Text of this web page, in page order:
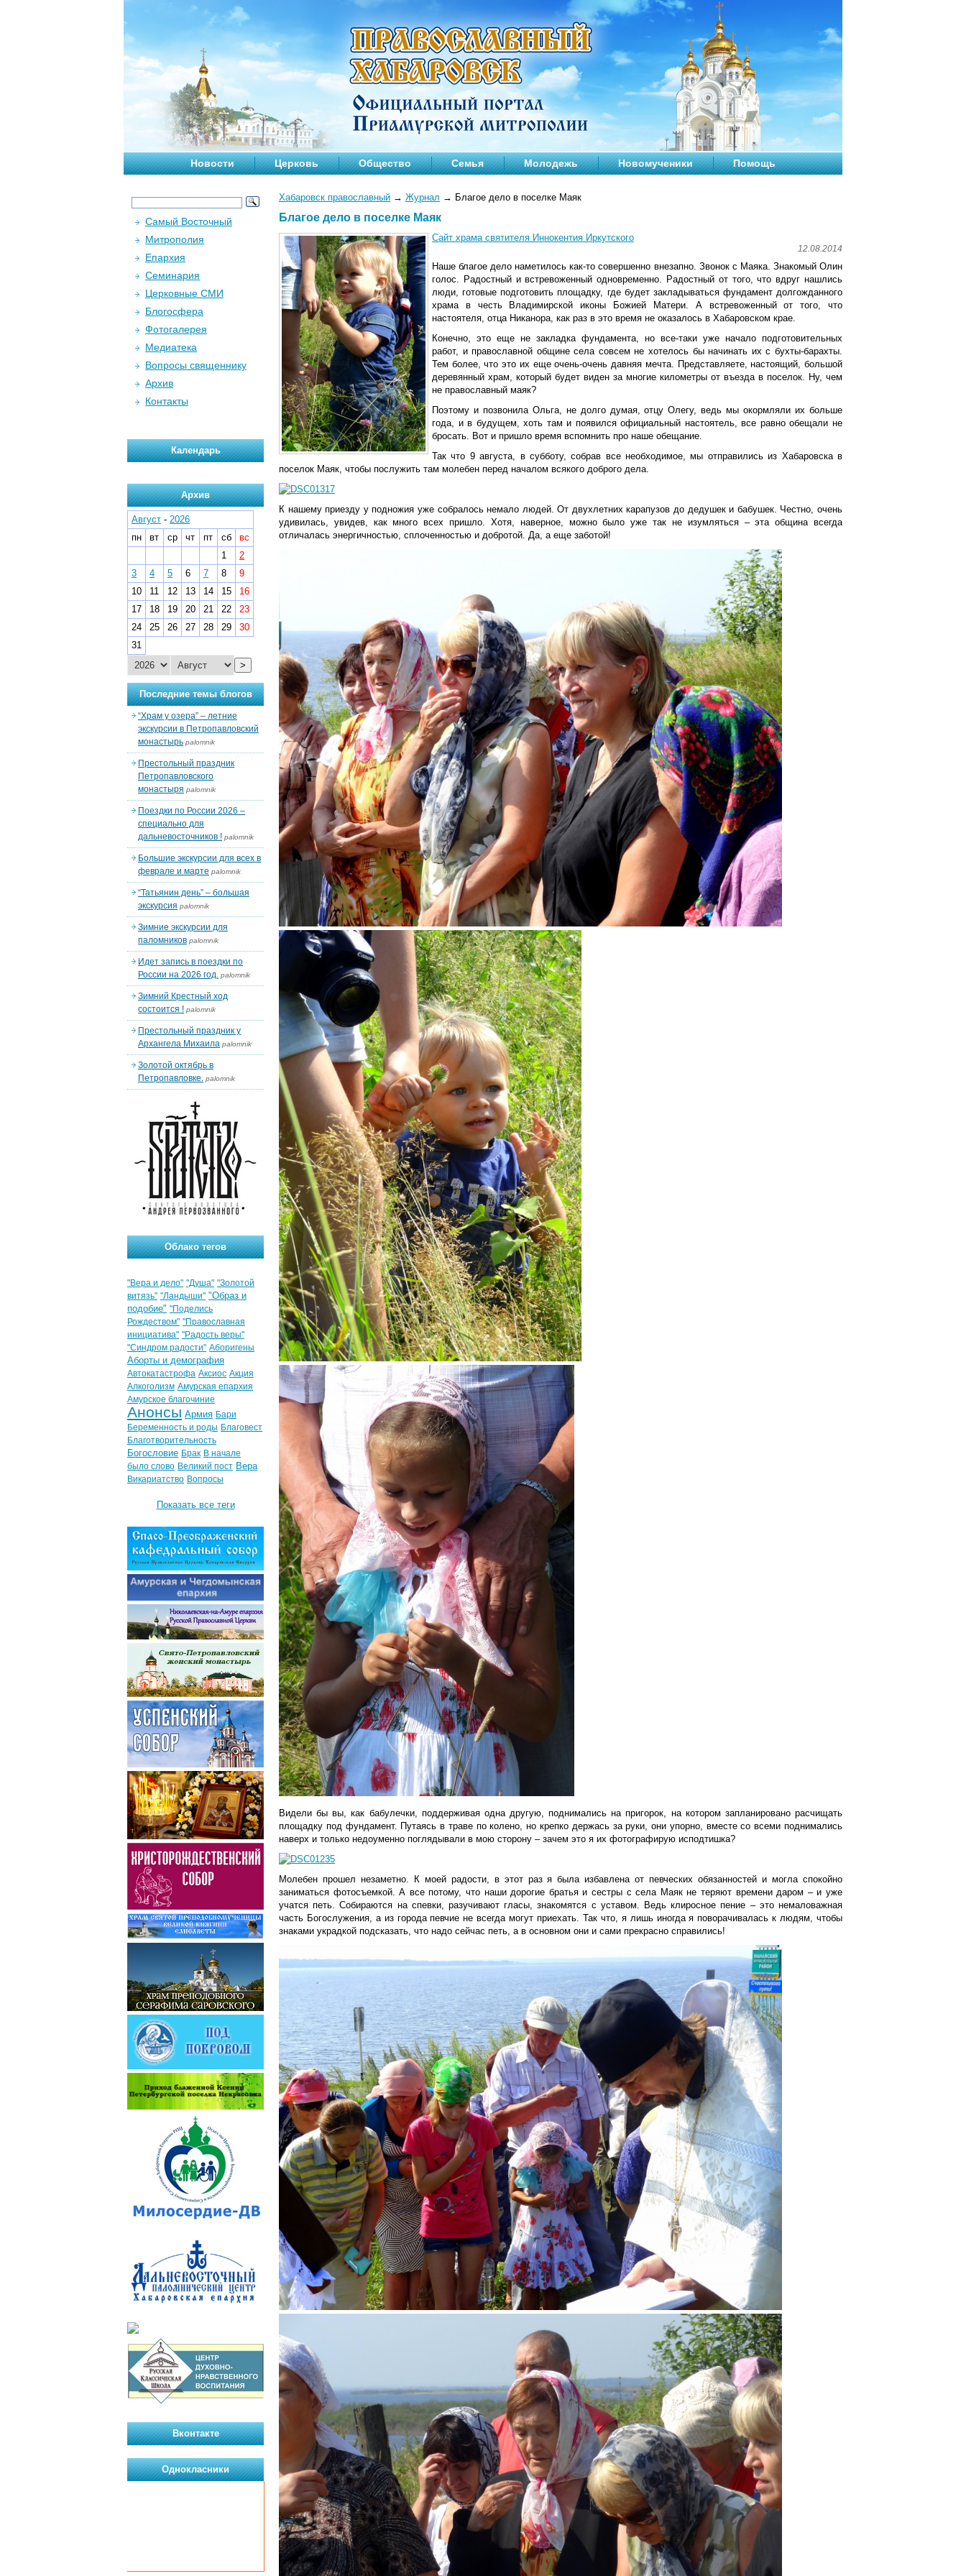
Новости Церковь Общество Семья Молодежь Новомученики Помощь
Хабаровск православный → Журнал → Благое дело в поселке Маяк
Благое дело в поселке Маяк
Сайт храма святителя Иннокентия Иркутского
12.08.2014
Наше благое дело наметилось как-то совершенно внезапно. Звонок с Маяка. Знакомый Олин
голос. Радостный и встревоженный одновременно. Радостный от того, что вдруг нашлись
люди, готовые подготовить площадку, где будет закладываться фундамент долгожданного
храма в честь Владимирской иконы Божией Матери. А встревоженный от того, что
настоятеля, отца Никанора, как раз в это время не оказалось в Хабаровском крае.
Конечно, это еще не закладка фундамента, но все-таки уже начало подготовительных
работ, и православной общине села совсем не хотелось бы начинать их с бухты-барахты.
Тем более, что это их еще очень-очень давняя мечта. Представляете, настоящий, большой
деревянный храм, который будет виден за многие километры от въезда в поселок. Ну, чем
не православный маяк?
Поэтому и позвонила Ольга, не долго думая, отцу Олегу, ведь мы окормляли их больше
года, и в будущем, хоть там и появился официальный настоятель, все равно обещали не
бросать. Вот и пришло время вспомнить про наше обещание.
Так что 9 августа, в субботу, собрав все необходимое, мы отправились из Хабаровска в
поселок Маяк, чтобы послужить там молебен перед началом всякого доброго дела.
К нашему приезду у подножия уже собралось немало людей. От двухлетних карапузов до дедушек и бабушек. Честно, очень
удивилась, увидев, как много всех пришло. Хотя, наверное, можно было уже так не изумляться – эта община всегда
отличалась энергичностью, сплоченностью и добротой. Да, а еще заботой!
Видели бы вы, как бабулечки, поддерживая одна другую, поднимались на пригорок, на котором запланировано расчищать
площадку под фундамент. Путаясь в траве по колено, но крепко держась за руки, они упорно, вместе со всеми поднимались
наверх и только недоуменно поглядывали в мою сторону – зачем это я их фотографирую исподтишка?
Молебен прошел незаметно. К моей радости, в этот раз я была избавлена от певческих обязанностей и могла спокойно
заниматься фотосъемкой. А все потому, что наши дорогие братья и сестры с села Маяк не теряют времени даром – и уже
учатся петь. Собираются на спевки, разучивают гласы, знакомятся с уставом. Ведь клиросное пение – это немаловажная
часть Богослужения, а из города певчие не всегда могут приехать. Так что, я лишь иногда я поворачивалась к людям, чтобы
знаками украдкой подсказать, что надо сейчас петь, а в основном они и сами прекрасно справились!
Самый Восточный
Митрополия
Епархия
Семинария
Церковные СМИ
Блогосфера
Фотогалерея
Медиатека
Вопросы священнику
Архив
Контакты
Календарь
Архив
Август - 2026
пн
вт ср чт пт сб
вс
1
2
3
4 5 6 7 8
9
10
11 12 13 14 15
16
17
18 19 20 21 22
23
24
25 26 27 28 29
30
31
>
Последние темы блогов
“Храм у озера” – летние
экскурсии в Петропавловский
монастырь palomnik
Престольный праздник
Петропавловского
монастыря palomnik
Поездки по России 2026 –
специально для
дальневосточников ! palomnik
Большие экскурсии для всех в
феврале и марте palomnik
“Татьянин день” – большая
экскурсия palomnik
Зимние экскурсии для
паломников palomnik
Идет запись в поездки по
России на 2026 год. palomnik
Зимний Крестный ход
состоится ! palomnik
Престольный праздник у
Архангела Михаила palomnik
Золотой октябрь в
Петропавловке. palomnik
Облако тегов
"Вера и дело" "Душа" "Золотой
витязь" "Ландыши" "Образ и
подобие" "Поделись
Рождеством" "Православная
инициатива" "Радость веры"
"Синдром радости" Аборигены
Аборты и демография
Автокатастрофа Аксиос Акция
Алкоголизм Амурская епархия
Амурское благочиние
Анонсы Армия Бари
Беременность и роды Благовест
Благотворительность
Богословие Брак В начале
было слово Великий пост Вера
Викариатство Вопросы
Показать все теги
Вконтакте
Однокласники